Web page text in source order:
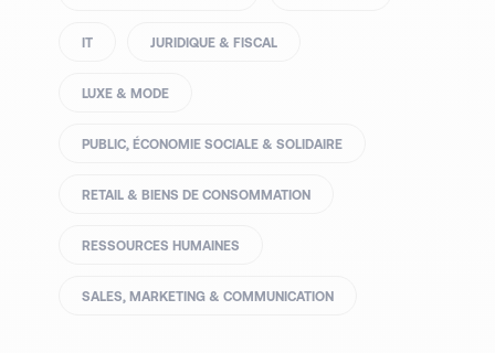
IT JURIDIQUE & FISCAL
LUXE & MODE
PUBLIC, ÉCONOMIE SOCIALE & SOLIDAIRE
RETAIL & BIENS DE CONSOMMATION
RESSOURCES HUMAINES
SALES, MARKETING & COMMUNICATION